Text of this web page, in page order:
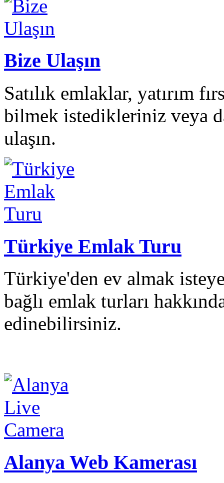
Bize Ulaşın
Satılık emlaklar, yatırım
bilmek istedikleriniz veya
ulaşın.
Türkiye Emlak Turu
Türkiye'den ev almak
bağlı emlak turları
edinebilirsiniz.
Alanya Web Kamerası